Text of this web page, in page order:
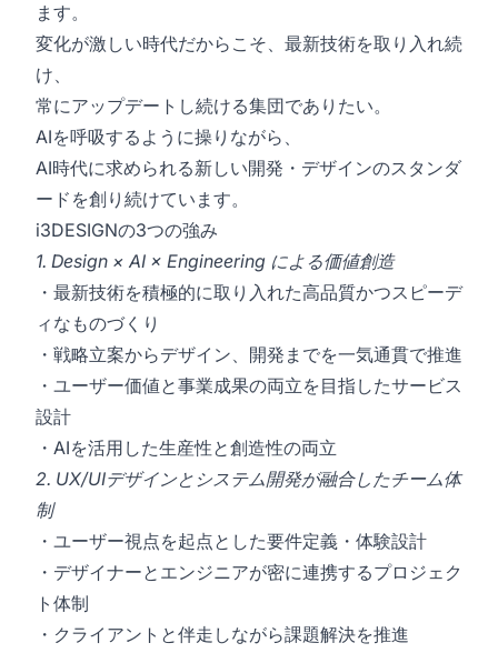
ます。
変化が激しい時代だからこそ、最新技術を取り入れ続
け、
常にアップデートし続ける集団でありたい。
AIを呼吸するように操りながら、
AI時代に求められる新しい開発・デザインのスタンダ
ードを創り続けています。
i3DESIGNの3つの強み
1. Design × AI × Engineering による価値創造
・最新技術を積極的に取り入れた高品質かつスピーデ
ィなものづくり
・戦略立案からデザイン、開発までを一気通貫で推進
・ユーザー価値と事業成果の両立を目指したサービス
設計
・AIを活用した生産性と創造性の両立
2. UX/UIデザインとシステム開発が融合したチーム体
制
・ユーザー視点を起点とした要件定義・体験設計
・デザイナーとエンジニアが密に連携するプロジェク
ト体制
・クライアントと伴走しながら課題解決を推進